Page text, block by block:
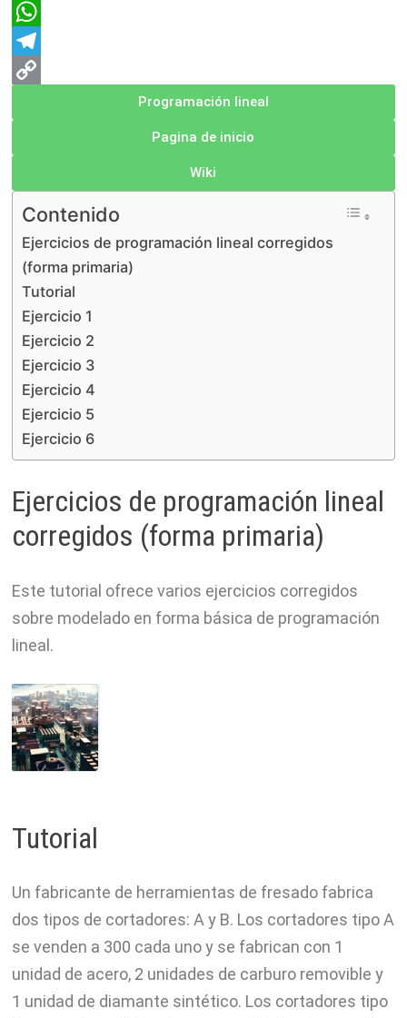
c
e
b
o
k
m
a
L
n
e
d
I
W
h
t
s
A
T
l
e
g
m
o
p
y
Programación lineal
Pagina de inicio
Wiki
Contenido
Ejercicios de programación lineal corregidos
(forma primaria)
Tutorial
Ejercicio 1
Ejercicio 2
Ejercicio 3
Ejercicio 4
Ejercicio 5
Ejercicio 6
Ejercicios de programación lineal
corregidos (forma primaria)
Este tutorial ofrece varios ejercicios corregidos
sobre modelado en forma básica de programación
lineal.
Tutorial
Un fabricante de herramientas de fresado fabrica
dos tipos de cortadores: A y B. Los cortadores tipo A
se venden a 300 cada uno y se fabrican con 1
unidad de acero, 2 unidades de carburo removible y
1 unidad de diamante sintético. Los cortadores tipo